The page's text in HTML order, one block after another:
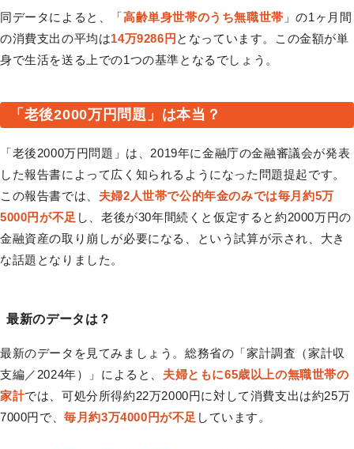
同データによると、「高齢単身世帯のうち無職世帯 」の1ヶ月間
の消費支出の平均は14万9286円 となっています。この金額が単
身で生活を送る上での1つの基準となるでしょう。
「老後2000万円問題」は本当？
「老後2000万円問題」は、2019年に金融庁の金融審議会が発表
した報告書によって広く知られるようになった問題提起です。
この報告書では、 夫婦2人世帯で公的年金のみでは毎月約5万
5000円が不足 し、老後が30年間続くと仮定すると約2000万円の
金融資産の取り崩しが必要になる、という試算が示され、大き
な話題となりました。
最新のデータは？
最新のデータを見てみましょう。総務省の「家計調査（家計収
支編／2024年）」によると、 夫婦ともに65歳以上の無職世帯の
家計では、可処分所得約22万2000円に対して消費支出は約25万
7000円で、毎月約3万4000円が不足 しています。